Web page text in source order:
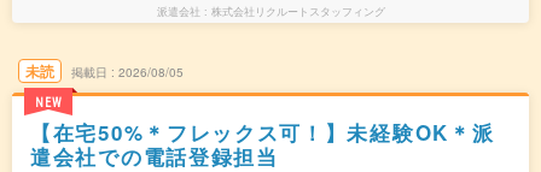
派遣会社 株式会社リクルートスタッフィング
未読
NEW
掲載日 2026/08/05
【在宅50%＊フレックス可！】未経験OK＊派
遣会社での電話登録担当